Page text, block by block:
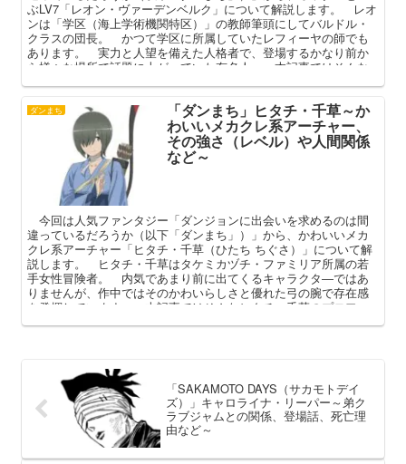
ぶLV7「レオン・ヴァーデンベルク」について解説します。 レオ
ンは「学区（海上学術機関特区）」の教師筆頭にしてバルドル・
クラスの団長。 かつて学区に所属していたレフィーヤの師でも
あります。 実力と人望を備えた人格者で、登場するかなり前か
ら様々な場所で話題に上がっていた有名人。 本記事ではそんな
ダンまち 「ダンまち」ヒタチ・千草～か
わいいメカクレ系アーチャー、
その強さ（レベル）や人間関係
など～
今回は人気ファンタジー「ダンジョンに出会いを求めるのは間
違っているだろうか（以下「ダンまち」）」から、かわいいメカ
クレ系アーチャー「ヒタチ・千草（ひたち ちぐさ）」について解
説します。 ヒタチ・千草はタケミカヅチ・ファミリア所属の若
手女性冒険者。 内気であまり前に出てくるキャラクタ―ではあ
りませんが、作中ではそのかわいらしさと優れた弓の腕で存在感
を発揮しています。 本記事ではそんなヒタチ・千草のプロフィ
「SAKAMOTO DAYS（サカモトデイ
ズ）」キャロライナ・リーパー～弟ク
ラブジャムとの関係、登場話、死亡理
由など～